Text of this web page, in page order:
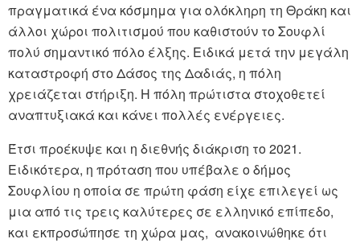
πραγματικά ένα κόσμημα για ολόκληρη τη Θράκη και
άλλοι χώροι πολιτισμού που καθιστούν το Σουφλί
πολύ σημαντικό πόλο έλξης. Ειδικά μετά την μεγάλη
καταστροφή στο Δάσος της Δαδιάς, η πόλη
χρειάζεται στήριξη. Η πόλη πρώτιστα στοχοθετεί
αναπτυξιακά και κάνει πολλές ενέργειες.
Έτσι προέκυψε και η διεθνής διάκριση το 2021.
Ειδικότερα, η πρόταση που υπέβαλε ο δήμος
Σουφλίου η οποία σε πρώτη φάση είχε επιλεγεί ως
μια από τις τρεις καλύτερες σε ελληνικό επίπεδο,
και εκπροσώπησε τη χώρα μας, ανακοινώθηκε ότι